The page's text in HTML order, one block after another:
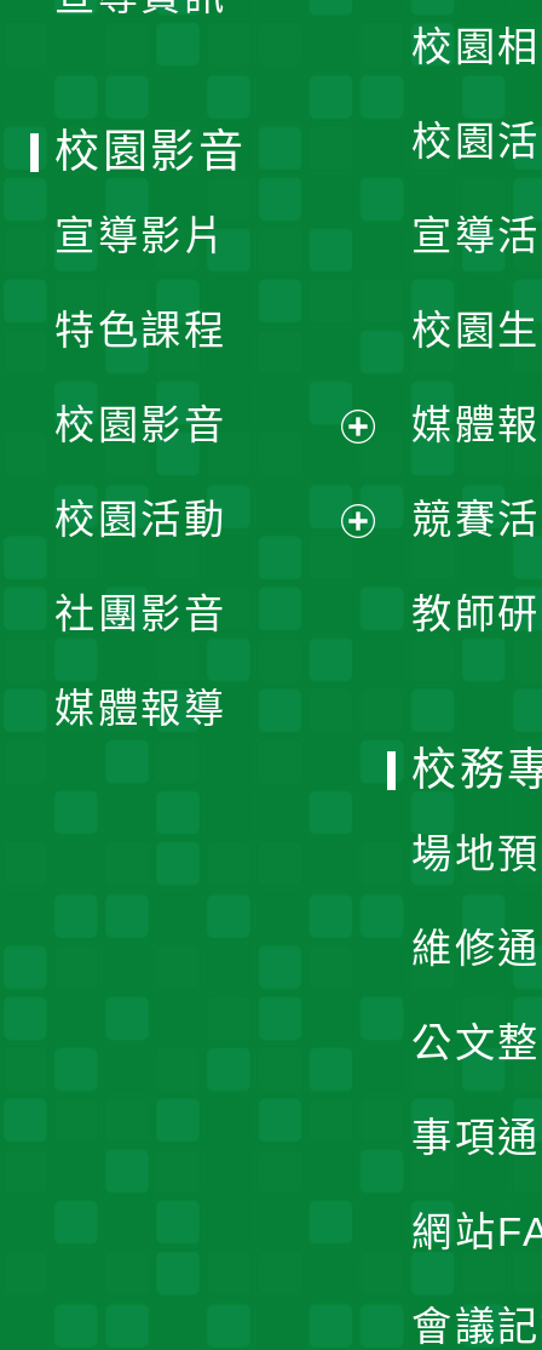
校園
校園
宣導
校園
媒體
競賽
教師
校園影音
宣導影片
特色課程
校園影音
開
校園活動
社團影音
媒體報導
校務
場地
維修
公文
事項
網站
會議